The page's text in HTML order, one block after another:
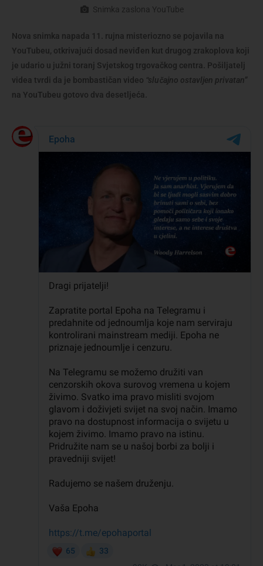
Snimka zaslona YouTube
Nova snimka napada 11. rujna misteriozno se pojavila na
YouTubeu, otkrivajući dosad neviđen kut drugog zrakoplova koji
je udario u južni toranj Svjetskog trgovačkog centra. Pošiljatelj
videa tvrdi da je bombastičan video “slučajno ostavljen privatan”
na YouTubeu gotovo dva desetljeća.